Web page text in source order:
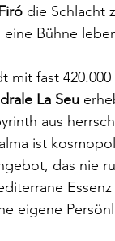
die Schlacht
Bühne
fast
La Seu
aus
ist
das nie
eigene